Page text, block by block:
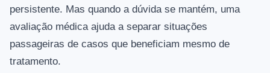
persistente. Mas quando a dúvida se mantém, uma
avaliação médica ajuda a separar situações
passageiras de casos que beneficiam mesmo de
tratamento.